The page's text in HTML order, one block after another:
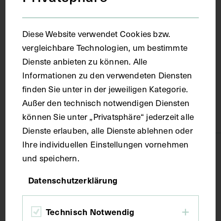
Wien
Material
Karton
Technik
Druck
Diese Website verwendet Cookies bzw.
vergleichbare Technologien, um bestimmte
Dienste anbieten zu können. Alle
Informationen zu den verwendeten Diensten
finden Sie unter in der jeweiligen Kategorie.
Außer den technisch notwendigen Diensten
können Sie unter „Privatsphäre“ jederzeit alle
Dienste erlauben, alle Dienste ablehnen oder
Ihre individuellen Einstellungen vornehmen
und speichern.
Datenschutzerklärung
Technisch Notwendig